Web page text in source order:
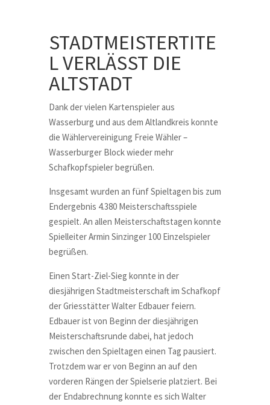
STADTMEISTERTITE
L VERLÄSST DIE
ALTSTADT
Dank der vielen Kartenspieler aus
Wasserburg und aus dem Altlandkreis konnte
die Wählervereinigung Freie Wähler –
Wasserburger Block wieder mehr
Schafkopfspieler begrüßen.
Insgesamt wurden an fünf Spieltagen bis zum
Endergebnis 4.380 Meisterschaftsspiele
gespielt. An allen Meisterschaftstagen konnte
Spielleiter Armin Sinzinger 100 Einzelspieler
begrüßen.
Einen Start-Ziel-Sieg konnte in der
diesjährigen Stadtmeisterschaft im Schafkopf
der Griesstätter Walter Edbauer feiern.
Edbauer ist von Beginn der diesjährigen
Meisterschaftsrunde dabei, hat jedoch
zwischen den Spieltagen einen Tag pausiert.
Trotzdem war er von Beginn an auf den
vorderen Rängen der Spielserie platziert. Bei
der Endabrechnung konnte es sich Walter